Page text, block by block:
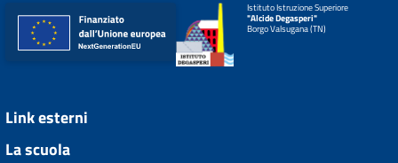
Istituto Istruzione Superiore
"Alcide Degasperi"
Borgo Valsugana (TN)
Link esterni
La scuola